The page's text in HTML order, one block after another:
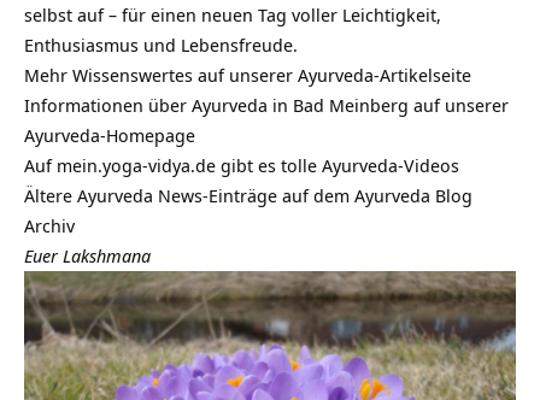
selbst auf – für einen neuen Tag voller Leichtigkeit,
Enthusiasmus und Lebensfreude.
Mehr Wissenswertes auf unserer Ayurveda-Artikelseite
Informationen über Ayurveda in Bad Meinberg auf unserer
Ayurveda-Homepage
Auf mein.yoga-vidya.de gibt es tolle Ayurveda-Videos
Ältere Ayurveda News-Einträge auf dem Ayurveda Blog
Archiv
Euer Lakshmana